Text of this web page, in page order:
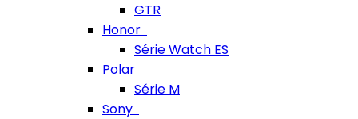
GTR
Honor
Série Watch ES
Polar
Série M
Sony